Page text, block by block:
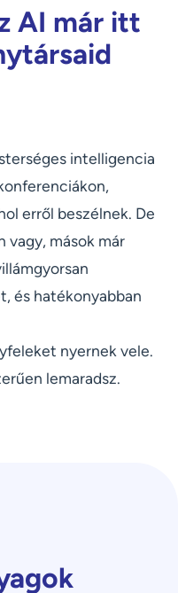
AI már itt
intelligencia
erről beszélnek. De
vagy, mások már
és hatékonyabban
nyernek vele.
lemaradsz.